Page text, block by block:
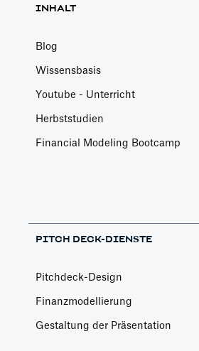
INHALT
Blog
Wissensbasis
Youtube - Unterricht
Herbststudien
Financial Modeling Bootcamp
PITCH DECK-DIENSTE
Pitchdeck-Design
Finanzmodellierung
Gestaltung der Präsentation